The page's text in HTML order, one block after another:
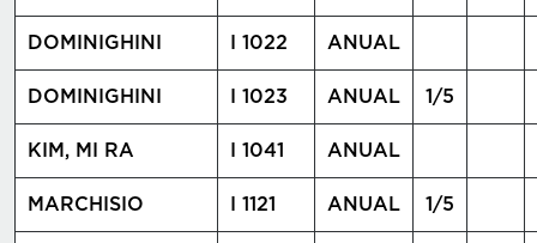
DOMINIGHINI I 1022 ANUAL
DOMINIGHINI I 1023 ANUAL 1/5
KIM, MI RA I 1041 ANUAL
MARCHISIO I 1121 ANUAL 1/5